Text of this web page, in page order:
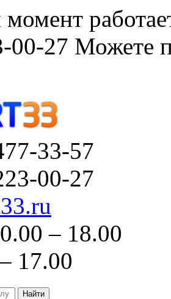
00-27 Можете
33-57
00-27
– 18.00
17.00
Найти